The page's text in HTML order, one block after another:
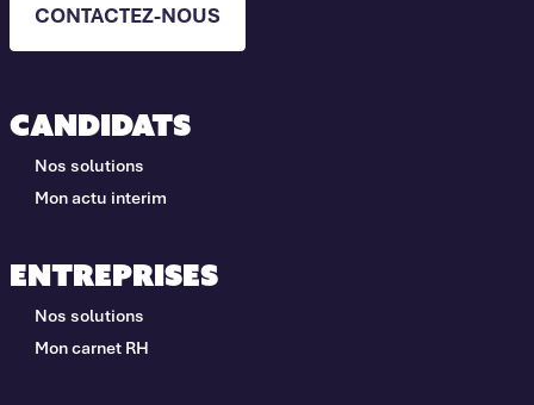
CONTACTEZ-NOUS
Candidats
Nos solutions
Mon actu interim
Entreprises
Nos solutions
Mon carnet RH